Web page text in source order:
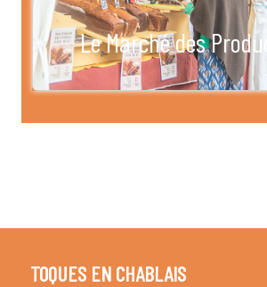
Le Marché des
TOQUES EN CHABLAIS